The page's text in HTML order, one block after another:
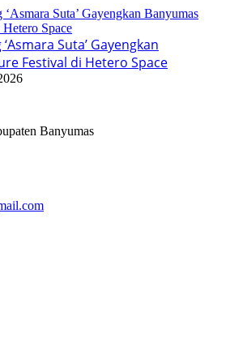
Suta’ Gayengkan
Festival di Hetero Space
Banyumas